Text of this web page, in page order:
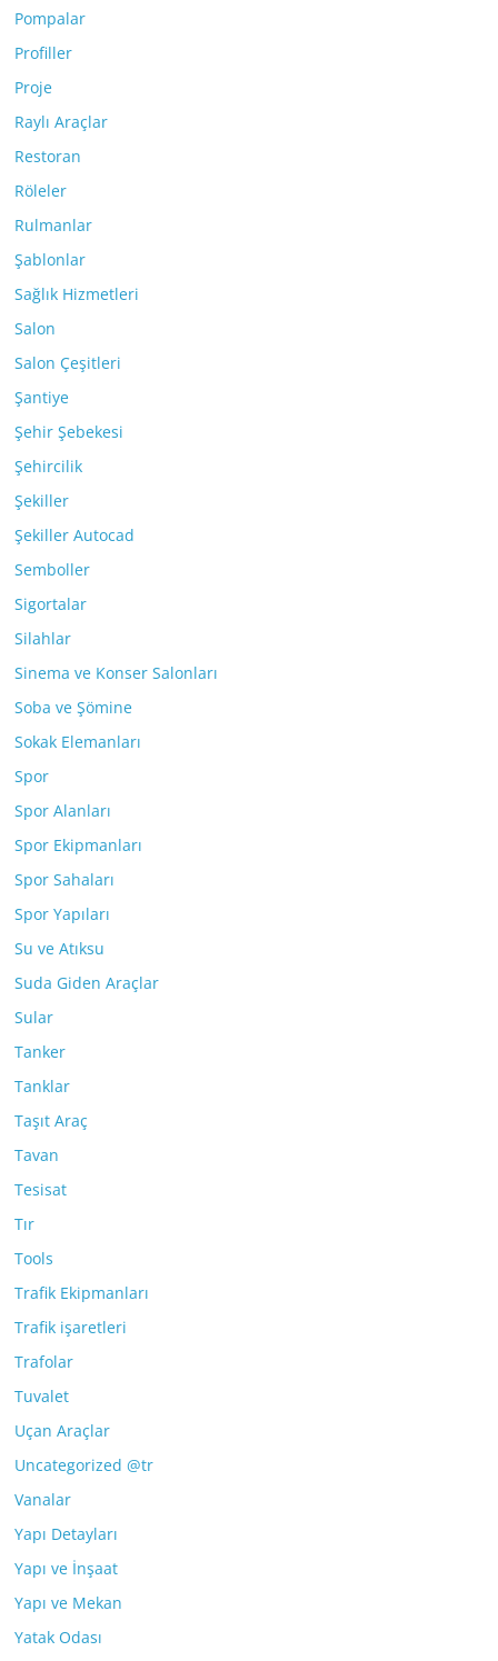
Pompalar
Profiller
Proje
Raylı Araçlar
Restoran
Röleler
Rulmanlar
Şablonlar
Sağlık Hizmetleri
Salon
Salon Çeşitleri
Şantiye
Şehir Şebekesi
Şehircilik
Şekiller
Şekiller Autocad
Semboller
Sigortalar
Silahlar
Sinema ve Konser Salonları
Soba ve Şömine
Sokak Elemanları
Spor
Spor Alanları
Spor Ekipmanları
Spor Sahaları
Spor Yapıları
Su ve Atıksu
Suda Giden Araçlar
Sular
Tanker
Tanklar
Taşıt Araç
Tavan
Tesisat
Tır
Tools
Trafik Ekipmanları
Trafik işaretleri
Trafolar
Tuvalet
Uçan Araçlar
Uncategorized @tr
Vanalar
Yapı Detayları
Yapı ve İnşaat
Yapı ve Mekan
Yatak Odası